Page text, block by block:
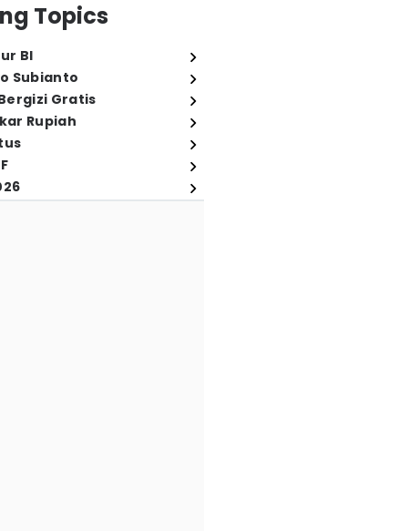
Topics
BI
Subianto
Gratis
Rupiah